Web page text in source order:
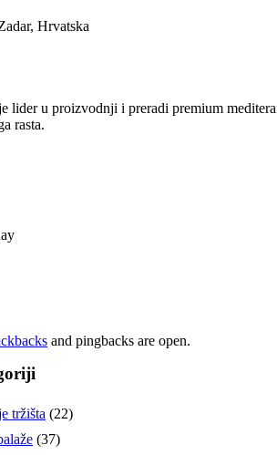
Hrvatska
lider u proizvodnji i preradi premium
rasta.
and pingbacks are open.
tržišta (22)
(37)